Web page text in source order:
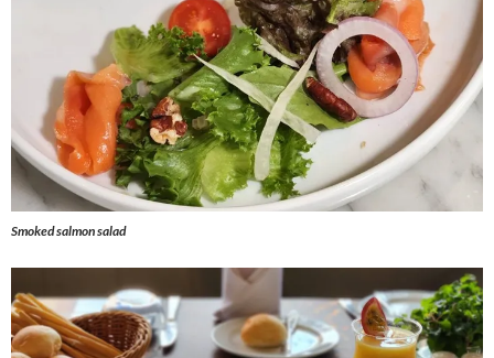
Smoked salmon salad